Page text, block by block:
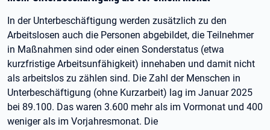
In der Unterbeschäftigung werden zusätzlich zu den
Arbeitslosen auch die Personen abgebildet, die Teilnehmer
in Maßnahmen sind oder einen Sonderstatus (etwa
kurzfristige Arbeitsunfähigkeit) innehaben und damit nicht
als arbeitslos zu zählen sind. Die Zahl der Menschen in
Unterbeschäftigung (ohne Kurzarbeit) lag im Januar 2025
bei 89.100. Das waren 3.600 mehr als im Vormonat und 400
weniger als im Vorjahresmonat. Die